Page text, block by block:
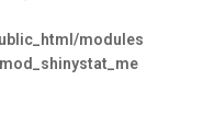
modules